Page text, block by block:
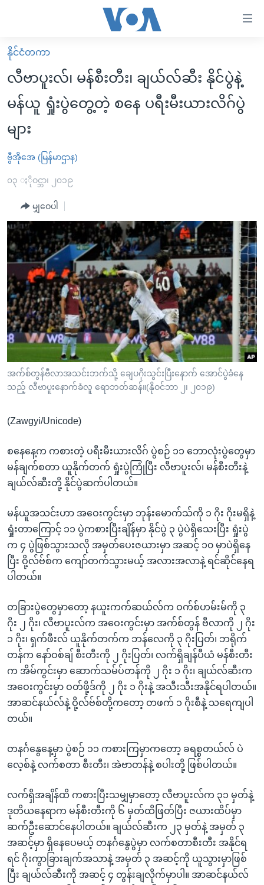
လွယ်ကူ
စေ
သည့်
Link
များ
ပင်မ
ကျော်
ကြည့်
ရန်
ပင်မ
ညွန်း
စာမျက်နှာ
သို့
ကျော်
ကြည့်
ရန်
ရှာဖွေ
သို့
မူလစာမျက်နှာ
မြန်မာ
ကမ္ဘာ့သတင်းများ
နိုင်ငံတကာ
အစ္စရေး-ပါလက်စတိုင်း
ဗွီဒီယို
အင်္ဂလိပ်စာလေ့လာမယ်
အမေရိကန်သုံးအီဒီယံ
မကြေးမုံရဲ့ အင်္ဂလိပ်စာ
ရုပ်ရှင်ထဲက အင်္ဂလိပ်စာ
သုတပဒေသာ အင်္ဂလိပ်စာ
အပတ်စဉ်ကဏ္ဍများ
ရေဒီယို
တီဗွီ
ရေဒီယိုနှင့်ရုပ်သံ အချက်အလက်များ
ရေဒီယို/တီဗွီအစီအစဉ်
Learning English
ဗွီအိုအေ လူမှုကွန်ယက်များ
ဘာသာစကားများ
နိုင်ငံတကာ
လီဗာပူးလ်၊ မန်စီးတီး၊ ချယ်လ်ဆီး နိုင်ပွဲနဲ့
မန်ယူ ရှုံးပွဲတွေ့တဲ့ စနေ ပရီးမီးယားလိဂ်ပွဲ
များ
ဗွီအိုအေ (မြန်မာဌာန)
၀၃ ႏိုဝင္ဘာ၊ ၂၀၁၉
မျှဝေပါ
အက်စ်တွန်ဗီလာအသင်းဘက်သို့ ချေပဂိုးသွင်းပြီးနောက် အောင်ပွဲခံနေ
သည့် လီဗာပူးနောက်ခံလူ ရောဘတ်ဆန်။(နိုဝင်ဘာ ၂၊ ၂၀၁၉)
(Zawgyi/Unicode)
စနေနေ့က ကစားတဲ့ ပရီးမီးယားလိဂ် ပွဲစဉ် ၁၁ ဘောလုံးပွဲတွေမှာ
မန်ချက်စတာ ယူနိုက်တက် ရှုံးပွဲကြုံပြီး လီဗာပူးလ်၊ မန်စီးတီးနဲ့
ချယ်လ်ဆီးတို့ နိုင်ပွဲဆက်ပါတယ်။
မန်ယူအသင်းဟာ အဝေးကွင်းမှာ ဘုန်းမောက်သ်ကို ၁ ဂိုး ဂိုးမရှိနဲ့
ရှုံးတာကြောင့် ၁၁ ပွဲကစားပြီးချိန်မှာ နိုင်ပွဲ ၃ ပွဲပဲရှိသေးပြီး ရှုံးပွဲ
က ၄ ပွဲဖြစ်သွားသလို အမှတ်ပေးဇယားမှာ အဆင့် ၁၀ မှာပဲရှိနေ
ပြီး ဝို့လ်ဗ်စ်က ကျော်တက်သွားမယ့် အလားအလာနဲ့ ရင်ဆိုင်နေရ
ပါတယ်။
တခြားပွဲတွေမှာတော့ နယူးကက်ဆယ်လ်က ဝက်စ်ဟမ်းမ်ကို ၃
ဂိုး ၂ ဂိုး၊ လီဗာပူးလ်က အဝေးကွင်းမှာ အက်စ်တွန် ဗီလာကို ၂ ဂိုး
၁ ဂိုး၊ ရှက်ဖီးလ် ယူနိုက်တက်က ဘန်လေကို ၃ ဂိုးပြတ်၊ ဘရိုက်
တန်က နော်ဝစ်ချ် စီးတီးကို ၂ ဂိုးပြတ်၊ လက်ရှိချန်ပီယံ မန်စီးတီး
က အိမ်ကွင်းမှာ ဆောက်သမ်ပ်တန်ကို ၂ ဂိုး ၁ ဂိုး၊ ချယ်လ်ဆီးက
အဝေးကွင်းမှာ ဝတ်ဖို့ဒ်ကို ၂ ဂိုး ၁ ဂိုးနဲ့ အသီးသီးအနိုင်ရပါတယ်။
အာဆင်နယ်လ်နဲ့ ဝို့လ်ဗ်စ်တို့ကတော့ တဖက် ၁ ဂိုးစီနဲ့ သရေကျပါ
တယ်။
တနင်္ဂနွေနေ့မှာ ပွဲစဉ် ၁၁ ကစားကြမှာကတော့ ခရစ္စတယ်လ် ပဲ
လေ့စ်နဲ့ လက်စတာ စီးတီး၊ အဲဗာတန်နဲ့ စပါးတို့ ဖြစ်ပါတယ်။
လက်ရှိအချိန်ထိ ကစားပြီးသမျှမှာတော့ လီဗာပူးလ်က ၃၁ မှတ်နဲ့
ဒုတိယနေရာက မန်စီးတီးကို ၆ မှတ်ထိဖြတ်ပြီး ဇယားထိပ်မှာ
ဆက်ဦးဆောင်နေပါတယ်။ ချယ်လ်ဆီးက ၂၃ မှတ်နဲ့ အမှတ် ၃
အဆင့်မှာ ရှိနေပေမယ့် တနင်္ဂနွေပွဲမှာ လက်စတာစီးတီး အနိုင်ရ
ရင် ဂိုးကွာခြားချက်အသာနဲ့ အမှတ် ၃ အဆင့်ကို ယူသွားမှာဖြစ်
ပြီး ချယ်လ်ဆီးကို အဆင့် ၄ တွန်းချလိုက်မှာပါ။ အာဆင်နယ်လ်